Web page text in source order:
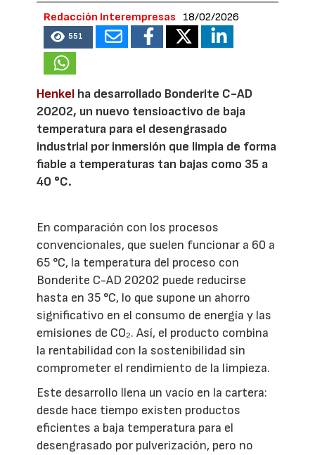
Redacción Interempresas 18/02/2026
551
Henkel ha desarrollado Bonderite C-AD
20202, un nuevo tensioactivo de baja
temperatura para el desengrasado
industrial por inmersión que limpia de forma
fiable a temperaturas tan bajas como 35 a
40 °C.
En comparación con los procesos
convencionales, que suelen funcionar a 60 a
65 °C, la temperatura del proceso con
Bonderite C-AD 20202 puede reducirse
hasta en 35 °C, lo que supone un ahorro
significativo en el consumo de energía y las
emisiones de CO₂. Así, el producto combina
la rentabilidad con la sostenibilidad sin
comprometer el rendimiento de la limpieza.
Este desarrollo llena un vacío en la cartera:
desde hace tiempo existen productos
eficientes a baja temperatura para el
desengrasado por pulverización, pero no